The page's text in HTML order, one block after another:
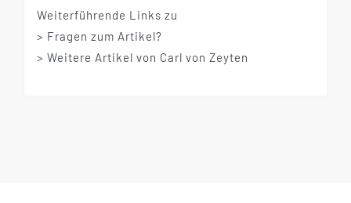
Weiterführende Links zu
> Fragen zum Artikel?
> Weitere Artikel von Carl von Zeyten